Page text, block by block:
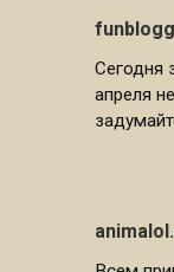
Сегодня
апреля